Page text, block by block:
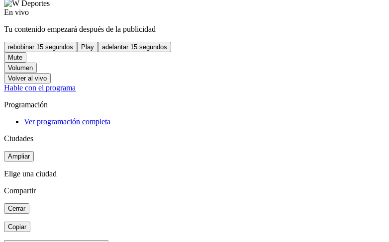
En vivo
Tu contenido empezará después de la publicidad
rebobinar 15 segundos Play
adelantar 15 segundos
Mute
Volumen
Volver al vivo
Hable con el programa
Programación
Ver programación completa
Ciudades
Ampliar
Elige una ciudad
Compartir
Cerrar
Copiar